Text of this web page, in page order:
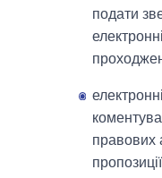
подати
правових